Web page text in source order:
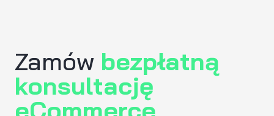
Zamów bezpłatną
konsultację
eCommerce